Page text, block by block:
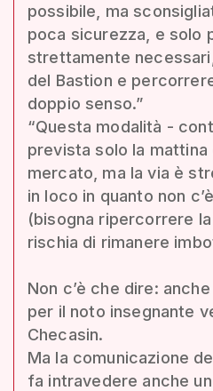
possibile, ma
poca sicurezza, e solo
strettamente
del Bastion e
doppio senso.”
“Questa modalità -
prevista solo la mattina
mercato, ma la via è
in loco in quanto non
(bisogna ripercorrere
rischia di rimanere
Non c’è che dire:
per il noto insegnante
Checasin.
Ma la comunicazione
fa intravedere anche